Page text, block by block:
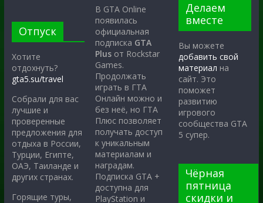
Отпуск
Хотите
отдохнуть?
gta5.su/travel
Собрали для вас
лучшие и
проверенные
предложения для
отдыха в России,
Турции, Египте,
ОАЭ, Таиланде и
других странах.
Горящие туры,
В GTA Online
появилась
официальная
подписка GTA
Plus от Rockstar
Games.
Продолжать
играть в ГТА
Онлайн можно и
без неё, но ГТА
Плюс позволяет
получать доступ
к уникальным
материалам и
наградам.
Подписка GTA +
доступна для
PlayStation и
Делаем
вместе
Вы можете
добавить свой
материал на
сайт. Это
поможет
развитию
игрового
сообщества GTA
5 супер.
Чёрная
пятница
скидки и